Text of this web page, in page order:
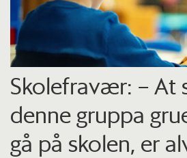
Skolefravær: – At
denne gruppa
gå på skolen, er